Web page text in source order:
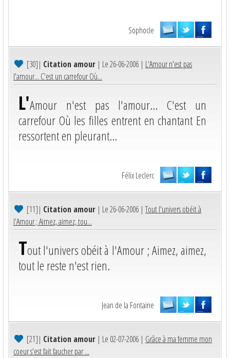
Sophocle
[30]| Citation amour | Le 26-06-2006 | L'Amour n'est pas
l'amour... C'est un carrefour Où...
L'Amour n'est pas l'amour... C'est un
carrefour Où les filles entrent en chantant En
ressortent en pleurant...
Félix Leclerc
[11]| Citation amour | Le 26-06-2006 |Tout l'univers obéit à
l'Amour ; Aimez, aimez, tou...
Tout l'univers obéit à l'Amour ; Aimez, aimez,
tout le reste n'est rien.
Jean de la Fontaine
[21]| Citation amour | Le 02-07-2006 | Grâce à ma femme mon
coeur s'est fait faucher par ...